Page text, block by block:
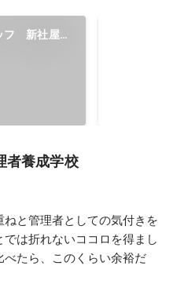
フ 新社屋家
者養成学校
と管理者としての気付きを
は折れないココロを得まし
たら、このくらい余裕だ